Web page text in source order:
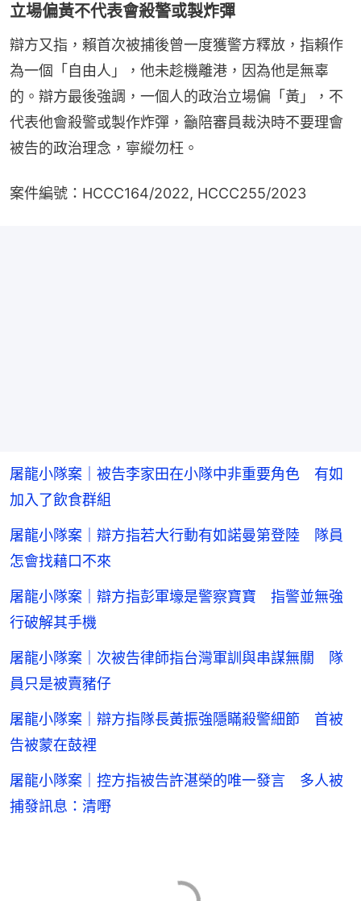
立場偏黃不代表會殺警或製炸彈
辯方又指，賴首次被捕後曾一度獲警方釋放，指賴作
為一個「自由人」，他未趁機離港，因為他是無辜
的。辯方最後強調，一個人的政治立場偏「黃」，不
代表他會殺警或製作炸彈，籲陪審員裁決時不要理會
被告的政治理念，寧縱勿枉。
案件編號：HCCC164/2022, HCCC255/2023
屠龍小隊案｜被告李家田在小隊中非重要角色 有如
加入了飲食群組
屠龍小隊案｜辯方指若大行動有如諾曼第登陸 隊員
怎會找藉口不來
屠龍小隊案｜辯方指彭軍壕是警察寶寶 指警並無強
行破解其手機
屠龍小隊案｜次被告律師指台灣軍訓與串謀無關 隊
員只是被賣豬仔
屠龍小隊案｜辯方指隊長黃振強隱瞞殺警細節 首被
告被蒙在鼓裡
屠龍小隊案｜控方指被告許湛榮的唯一發言 多人被
捕發訊息：清嘢